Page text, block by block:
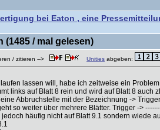
bei Eaton , eine
/ mal gelesen)
/ zitieren --> Unities abgeben:
lassen will, habe ich zeitweise ein
links auf Blatt 8 rein und wird auf Blatt 8 auch
Abbruchstelle mit der Bezeichnung ->
so weiter über mehrere Blätter. Trigger ->
häufig nicht auf Blatt 9.1 sondern wiede